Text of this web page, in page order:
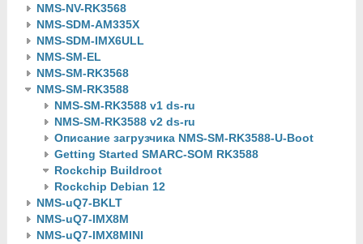
NMS-NV-RK3568
NMS-SDM-AM335X
NMS-SDM-IMX6ULL
NMS-SM-EL
NMS-SM-RK3568
NMS-SM-RK3588
NMS-SM-RK3588 v1 ds-ru
NMS-SM-RK3588 v2 ds-ru
Описание загрузчика NMS-SM-RK3588-U-Boot
Getting Started SMARC-SOM RK3588
Rockchip Buildroot
Rockchip Debian 12
NMS-uQ7-BKLT
NMS-uQ7-IMX8M
NMS-uQ7-IMX8MINI